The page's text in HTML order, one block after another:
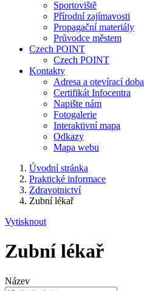
Sportoviště
Přírodní zajímavosti
Propagační materiály
Průvodce městem
Czech POINT
Czech POINT
Kontakty
Adresa a otevírací doba
Certifikát Infocentra
Napište nám
Fotogalerie
Interaktivní mapa
Odkazy
Mapa webu
Úvodní stránka
Praktické informace
Zdravotnictví
Zubní lékař
Vytisknout
Zubní lékař
Název